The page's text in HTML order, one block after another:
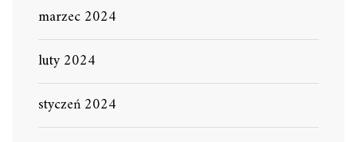
marzec 2024
luty 2024
styczeń 2024